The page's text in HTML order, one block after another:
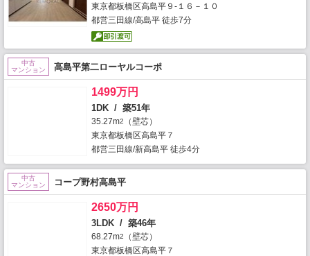
東京都板橋区高島平９-１６－１０
都営三田線/高島平 徒歩7分
中古
マンション
高島平第二ローヤルコーポ
1499万円
1DK / 築51年
35.27m2
（壁芯）
東京都板橋区高島平７
都営三田線/新高島平 徒歩4分
中古
マンション
コープ野村高島平
2650万円
3LDK / 築46年
68.27m2
（壁芯）
東京都板橋区高島平７